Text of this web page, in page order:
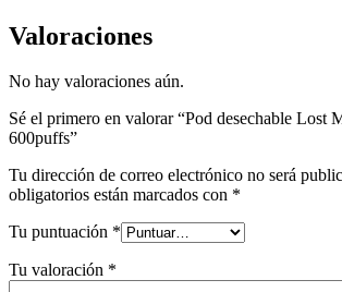
Valoraciones
No hay valoraciones aún.
Sé el primero en valorar “Pod desechable Lost
600puffs”
Tu dirección de correo electrónico no será
obligatorios están marcados con *
Tu puntuación *
Tu valoración *